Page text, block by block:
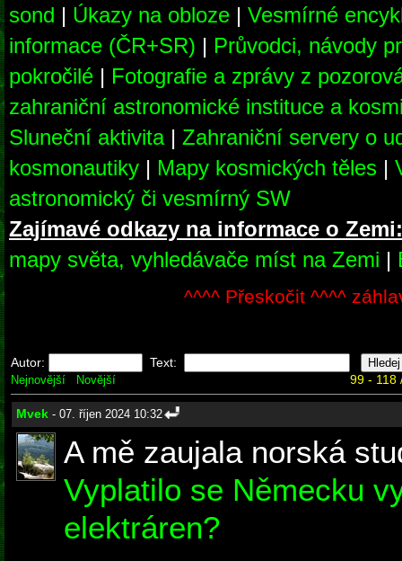
sond
Úkazy na obloze
Vesmírné
informace (ČR+SR)
Průvodci, návody
pokročilé
Fotografie a zprávy z
zahraniční astronomické instituce a
Sluneční aktivita| Zahraniční servery o
kosmonautiky
Mapy kosmických těles
astronomický či vesmírný SW
Zajímavé odkazy na informace o Zemi:
mapy světa, vyhledávače míst na Zemi
^^^^ Přeskočit ^^^^
Autor: Text:
Nejnovější Novější 99 - 118
Mvek - 07. říjen 2024 10:32
A mě zaujala norská
Vyplatilo se Německu
elektráren?